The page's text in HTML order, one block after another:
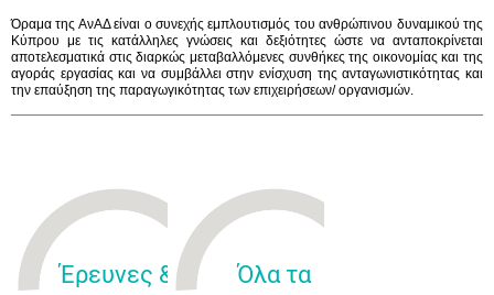
Όραμα της ΑνΑΔ είναι ο συνεχής εμπλουτισμός του ανθρώπινου δυναμικού της
Κύπρου με τις κατάλληλες γνώσεις και δεξιότητες ώστε να ανταποκρίνεται
αποτελεσματικά στις διαρκώς μεταβαλλόμενες συνθήκες της οικονομίας και της
αγοράς εργασίας και να συμβάλλει στην ενίσχυση της ανταγωνιστικότητας και
την επαύξηση της παραγωγικότητας των επιχειρήσεων/ οργανισμών.
Έρευνες &
Όλα τα